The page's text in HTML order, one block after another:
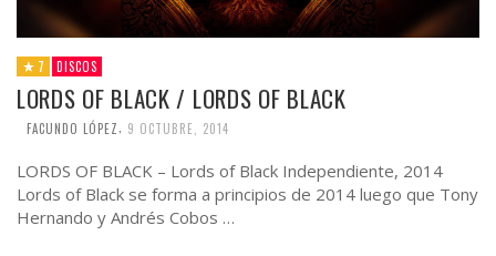
7 DISCOS
LORDS OF BLACK / LORDS OF BLACK
FACUNDO LÓPEZ, 9 OCTUBRE, 2014
LORDS OF BLACK – Lords of Black Independiente, 2014
Lords of Black se forma a principios de 2014 luego que Tony
Hernando y Andrés Cobos …